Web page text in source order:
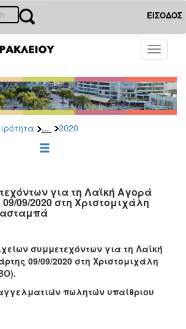
ΕΙΣΟΔΟΣ
Toggle
... 2020
για τη Λαϊκή Αγορά
09/2020 στη Χριστομιχάλη
συμμετεχόντων για τη Λαϊκή
09/09/2020 στη Χριστομιχάλη
πωλητών υπαίθριου